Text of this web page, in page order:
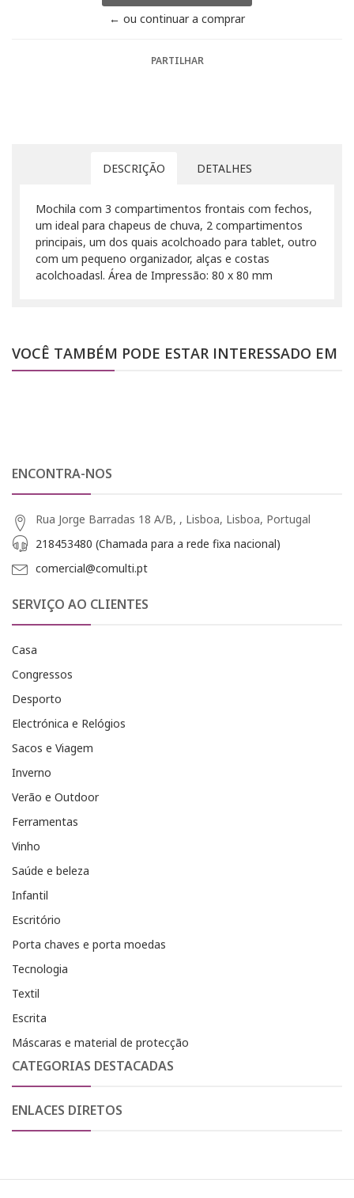
← ou continuar a comprar
PARTILHAR
DESCRIÇÃO DETALHES
Mochila com 3 compartimentos frontais com fechos,
um ideal para chapeus de chuva, 2 compartimentos
principais, um dos quais acolchoado para tablet, outro
com um pequeno organizador, alças e costas
acolchoadasl. Área de Impressão: 80 x 80 mm
VOCÊ TAMBÉM PODE ESTAR INTERESSADO EM
ENCONTRA-NOS
Rua Jorge Barradas 18 A/B, , Lisboa, Lisboa, Portugal
218453480 (Chamada para a rede fixa nacional)
comercial@comulti.pt
SERVIÇO AO CLIENTES
Casa
Congressos
Desporto
Electrónica e Relógios
Sacos e Viagem
Inverno
Verão e Outdoor
Ferramentas
Vinho
Saúde e beleza
Infantil
Escritório
Porta chaves e porta moedas
Tecnologia
Textil
Escrita
Máscaras e material de protecção
CATEGORIAS DESTACADAS
ENLACES DIRETOS